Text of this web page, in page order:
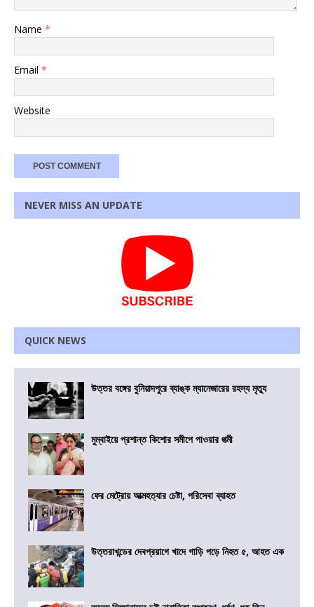
Name *
Email *
Website
NEVER MISS AN UPDATE
QUICK NEWS
উত্তর বঙ্গের বুনিয়াদপুরে ব্যাঙ্ক ম্যানেজারের রহস্য মৃত্যু
মুম্বাইয়ে প্রশান্ত কিশোর সমীপে পাওয়ার পত্মী
ফের মেট্রোয় আত্মহত্যার চেষ্টা, পরিসেবা ব্যাহত
উত্তরাখন্ডের দেবপ্রয়াগে খাদে গাড়ি পড়ে নিহত ৫, আহত এক